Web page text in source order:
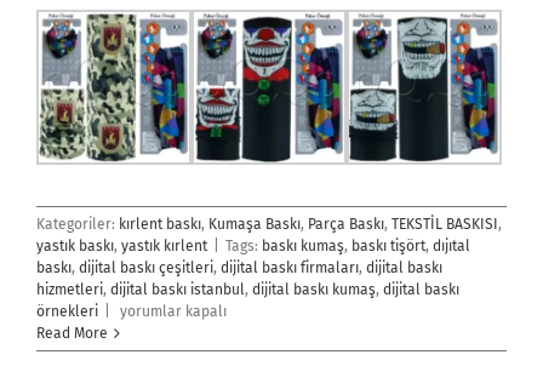
Kategoriler: kırlent baskı, Kumaşa Baskı, Parça Baskı, TEKSTİL BASKISI,
yastık baskı, yastık kırlent Tags: baskı kumaş, baskı tişört, dıjıtal
baskı, dijital baskı çeşitleri, dijital baskı firmaları, dijital baskı
hizmetleri, dijital baskı istanbul, dijital baskı kumaş, dijital baskı
örnekleri
Parça
Dijital
Baskı
yorumlar kapalı
Read More